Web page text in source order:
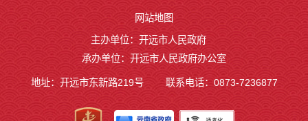
网站地图
主办单位：开远市人民政府
承办单位：开远市人民政府办公室
地址：开远市东新路219号 联系电话：0873-7236877